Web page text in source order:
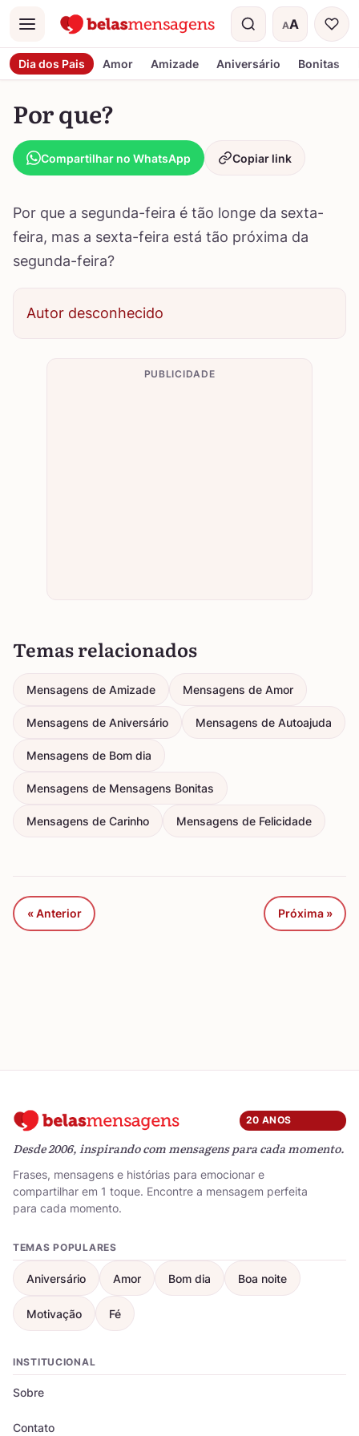
Menu AA
Tamanho do
Dia dos Pais Amor Amizade Aniversário Bonitas
Por que?
Compartilhar no WhatsApp Copiar link
Por que a segunda-feira é tão longe da sexta-
feira, mas a sexta-feira está tão próxima da
segunda-feira?
Autor desconhecido
PUBLICIDADE
Temas relacionados
Mensagens de Amizade Mensagens de Amor
Mensagens de Aniversário Mensagens de Autoajuda
Mensagens de Bom dia
Mensagens de Mensagens Bonitas
Mensagens de Carinho Mensagens de Felicidade
« Anterior Próxima »
20 ANOS
Desde 2006, inspirando com mensagens para cada momento.
Frases, mensagens e histórias para emocionar e
compartilhar em 1 toque. Encontre a mensagem perfeita
para cada momento.
TEMAS POPULARES
Aniversário Amor Bom dia Boa noite
Motivação Fé
INSTITUCIONAL
Sobre
Contato